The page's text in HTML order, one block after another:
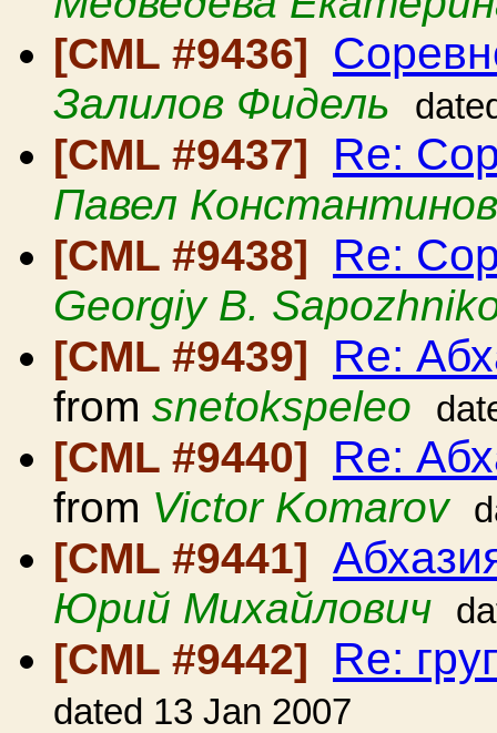
[CML #9436]
Залилов Фидель
[CML #9437] Re:
Павел Константинов
[CML #9438]
Re:
Georgiy B.
[CML #9439]
Re:
from snetokspeleo
[CML #9440] Re:
from Victor Komarov
[CML #9441]
Юрий Михайлович
[CML #9442] Re:
dated 13 Jan 2007